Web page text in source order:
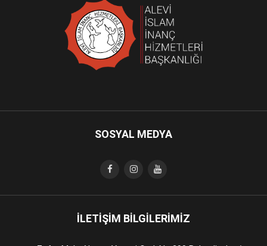
SOSYAL MEDYA
İLETİŞİM BİLGİLERİMİZ